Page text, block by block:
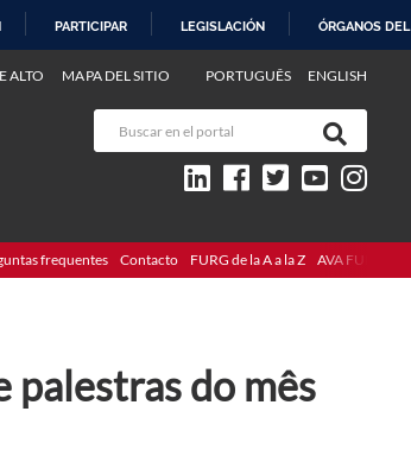
PARTICIPAR LEGISLACIÓN ÓRGANOS
PORTUGUÊS ENGLISH
ALTO MAPA DEL SITIO
frequentes Contacto FURG de la A a la Z AVA FURG
palestras do mês